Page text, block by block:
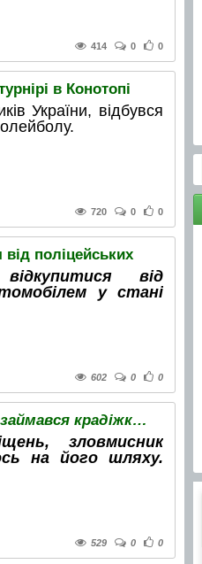
414 0 0
в Конотопі
України, відбувся
720 0 0
поліцейських
від
у стані
602 0 0
На Ямпільщині викрили чоловіка, що займався крадіжками з гаражів
зловмисник
на його шляху.
529 0 0